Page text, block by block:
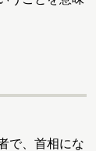
で、首相にな